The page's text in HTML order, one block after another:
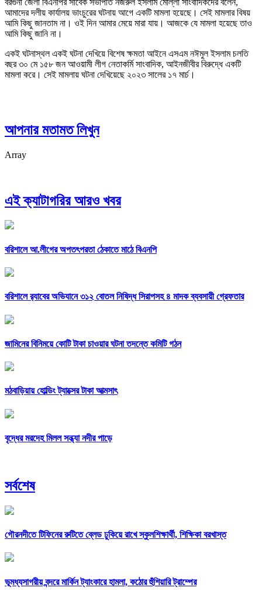
আমাদের দলীয় কার্যালয় ভাংচুরের ঘটনায় আগে একটি মামলা হয়েছে। সেই মামলার বিষয়
আমি কিছু জানতাম না। ওই দিন আমার মেয়ে মারা যায়। আজকে যে মামলা হয়েছে তাও
আমি কিছু জানি না।
একই ঘটনাস্থল একই ঘটনা দেখিয়ে বিশেষ ক্ষমতা আইনে এসএম নঈমুল ইসলাম চলতি
বছর ৩০ মে ১৫৮ জন আওয়ামী লীগ নেতাকর্মি সাংবাদিক, আইনজীবীর বিরুদ্ধে একটি
মামলা করে। সেই মামলায় ঘটনা দেখিয়েছে ২০২৩ সালের ১৭ মার্চ।
আপনার মতামত লিখুন
Array
এই ক্যাটাগরির আরও খবর
বরিশালে আ.লীগের অপতৎপরতা ঠেকাতে মাঠে বিএনপি
বরিশালে র‍্যাবের অভিযানে ৩১২ বোতল নিষিদ্ধ সিরাপসহ ৪ মাদক ব্যবসায়ী গ্রেফতার
জামিনের বিনিময়ে কোটি টাকা চাওয়ার ঘটনা তদন্তে কমিটি গঠন
মঠবাড়িয়ায় হোল্ডিং ট্যাক্সের টাকা আত্মসাৎ
বৃদ্ধের মরদেহ মিলল সন্ধ্যা নদীর পাড়ে
সর্বশেষ
গৌরনদীতে টিফিনের রুটিতে ব্লেড ঢুকিয়ে রাখে স্কুলশিক্ষার্থী, শিক্ষিকা বরখাস্ত
ভূমধ্যসাগরীয় বন্দরে মার্কিন ট্যাংকারে হামলা, কঠোর হুঁশিয়ারি ট্রাম্পের